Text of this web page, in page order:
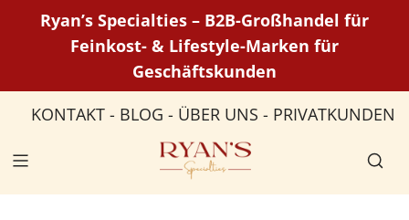
t
Ryan’s Specialties – B2B-Großhandel für
Feinkost- & Lifestyle-Marken für
Geschäftskunden
KONTAKT - BLOG - ÜBER UNS - PRIVATKUNDEN